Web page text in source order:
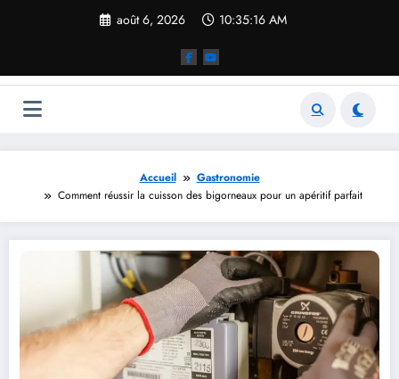
août 6, 2026 10:35:16 AM
Accueil
Gastronomie
Comment réussir la cuisson des bigorneaux pour un apéritif parfait